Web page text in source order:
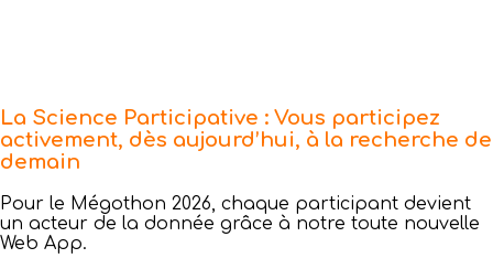
La Science Participative : Vous participez
activement, dès aujourd’hui, à la recherche de
demain
Pour le Mégothon 2026, chaque participant devient
un acteur de la donnée grâce à notre toute nouvelle
Web App.